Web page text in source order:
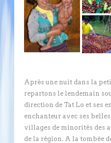
Après une nuit dans la
repartons le lendemain
direction de Tat Lo et ses
enchanteur avec ses
villages de minorités des
de la région. A la tombée